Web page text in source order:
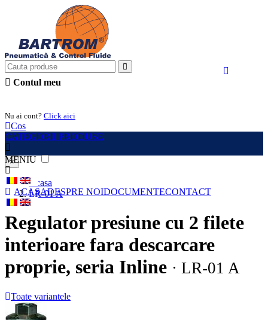
Contul meu
Nu ai cont? Click aici
Cos
CATEGORII PRODUSE
MENIU
ACASADESPRE NOIDOCUMENTECONTACT
×
Acasa
LR-01 A
Regulator presiune cu 2 filete
interioare fara descarcare
proprie, seria Inline · LR-01 A
Toate variantele